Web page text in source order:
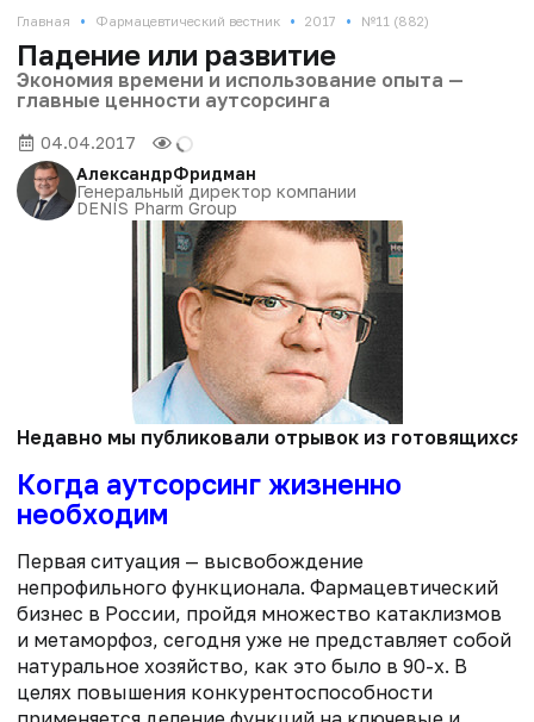
Главная • Фармацевтический вестник • 2017 • №11 (882)
Падение или развитие
Экономия времени и использование опыта —
главные ценности аутсорсинга
04.04.2017
АлександрФридман
Генеральный директор компании
DENIS Pharm Group
Недавно мы публиковали отрывок из
Когда аутсорсинг жизненно
необходим
Первая ситуация — высвобождение
непрофильного функционала. Фармацевтический
бизнес в России, пройдя множество катаклизмов
и метаморфоз, сегодня уже не представляет собой
натуральное хозяйство, как это было в 90-х. В
целях повышения конкурентоспособности